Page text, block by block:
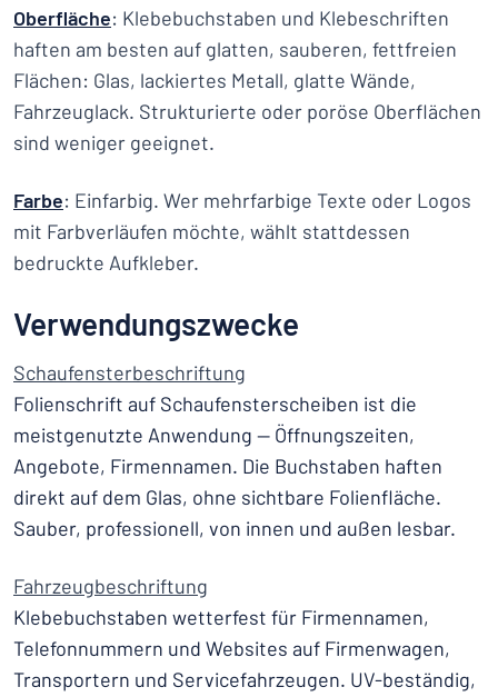
Oberfläche: Klebebuchstaben und Klebeschriften
haften am besten auf glatten, sauberen, fettfreien
Flächen: Glas, lackiertes Metall, glatte Wände,
Fahrzeuglack. Strukturierte oder poröse Oberflächen
sind weniger geeignet.
Farbe: Einfarbig. Wer mehrfarbige Texte oder Logos
mit Farbverläufen möchte, wählt stattdessen
bedruckte Aufkleber.
Verwendungszwecke
Schaufensterbeschriftung
Folienschrift auf Schaufensterscheiben ist die
meistgenutzte Anwendung — Öffnungszeiten,
Angebote, Firmennamen. Die Buchstaben haften
direkt auf dem Glas, ohne sichtbare Folienfläche.
Sauber, professionell, von innen und außen lesbar.
Fahrzeugbeschriftung
Klebebuchstaben wetterfest für Firmennamen,
Telefonnummern und Websites auf Firmenwagen,
Transportern und Servicefahrzeugen. UV-beständig,